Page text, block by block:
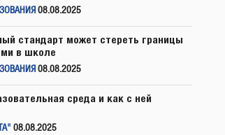
08.08.2025
стандарт может стереть границы
в школе
08.08.2025
среда и как с ней
08.08.2025